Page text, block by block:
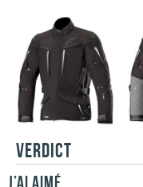
VERDICT
J’AI AIMÉ